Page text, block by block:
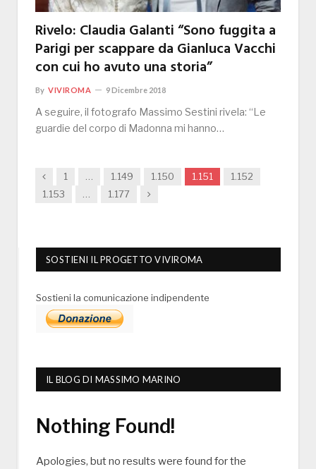
Rivelo: Claudia Galanti “Sono fuggita a
Parigi per scappare da Gianluca Vacchi
con cui ho avuto una storia”
By VIVIROMA 9 Dicembre 2018
A seguire, il fotografo Massimo Sestini rivela: “Le
guardie del corpo di Madonna mi hanno…
Previous
1 … 1.149 1.150 1.151
1.152
1.153
… 1.177 Next
SOSTIENI IL PROGETTO VIVIROMA
Sostieni la comunicazione indipendente
IL BLOG DI MASSIMO MARINO
Nothing Found!
Apologies, but no results were found for the